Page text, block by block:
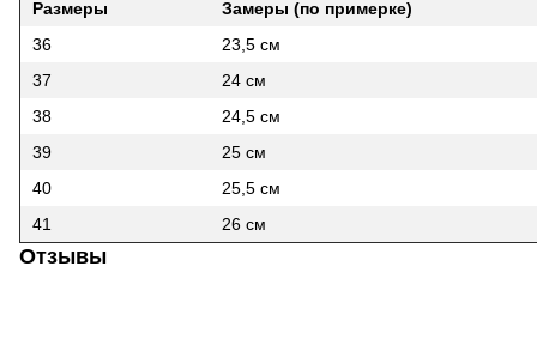
Размеры
Замеры (по примерке)
36
23,5 см
37
24 см
38
24,5 см
39
25 см
40
25,5 см
41
26 см
Отзывы